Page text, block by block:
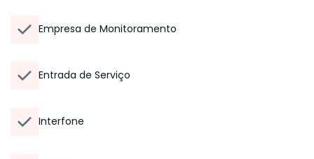
Empresa de Monitoramento
Entrada de Serviço
Interfone